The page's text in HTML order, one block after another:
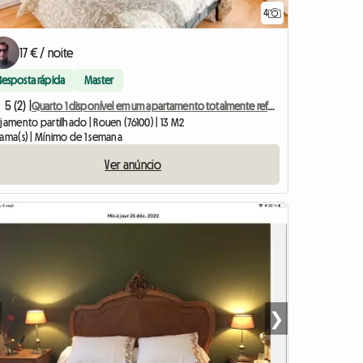
4
17 € / noite
rápida Master
5 (2) |
Quarto 1 disponível em um apartamento totalmente reformado.
partilhado | Rouen (76100) | 13 M2
| Mínimo de 1 semana
Ver anúncio
❯